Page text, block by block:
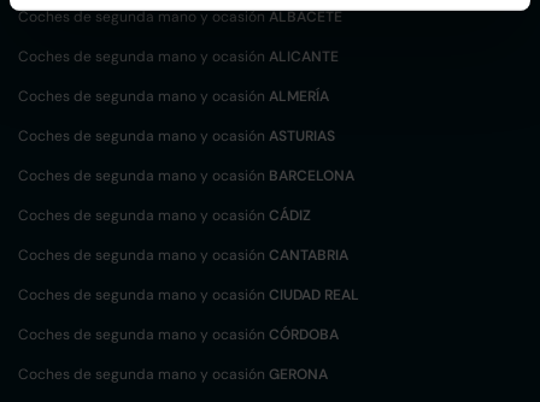
Coches de segunda mano y ocasiónALBACETE
Coches de segunda mano y ocasión ALICANTE
Coches de segunda mano y ocasión ALMERÍA
Coches de segunda mano y ocasión ASTURIAS
Coches de segunda mano y ocasión BARCELONA
Coches de segunda mano y ocasión CÁDIZ
Coches de segunda mano y ocasión CANTABRIA
Coches de segunda mano y ocasión CIUDAD REAL
Coches de segunda mano y ocasión CÓRDOBA
Coches de segunda mano y ocasión GERONA